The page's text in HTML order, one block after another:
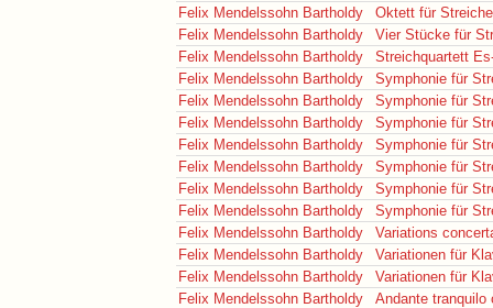
Felix Mendelssohn Bartholdy
Oktett für
Felix Mendelssohn Bartholdy
Vier Stücke für
Felix Mendelssohn Bartholdy
Streichquartett
Felix Mendelssohn Bartholdy
Symphonie für
Felix Mendelssohn Bartholdy
Symphonie für
Felix Mendelssohn Bartholdy
Symphonie für
Felix Mendelssohn Bartholdy
Symphonie für
Felix Mendelssohn Bartholdy
Symphonie für
Felix Mendelssohn Bartholdy
Symphonie für
Felix Mendelssohn Bartholdy
Symphonie für
Felix Mendelssohn Bartholdy
Variations
Felix Mendelssohn Bartholdy
Variationen für
Felix Mendelssohn Bartholdy
Variationen für
Felix Mendelssohn Bartholdy
Andante tranquilo